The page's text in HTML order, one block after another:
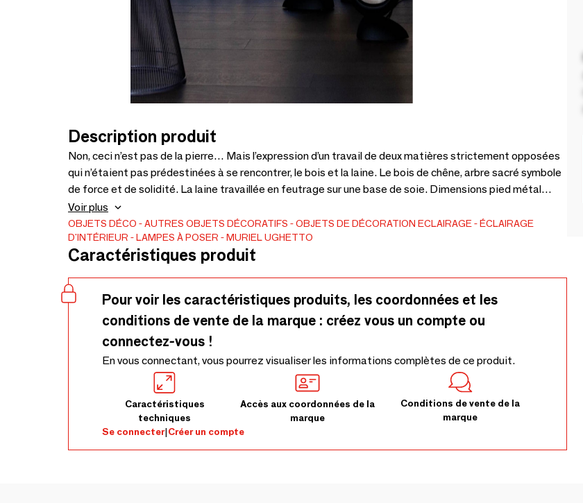
Description produit
Non, ceci n’est pas de la pierre… Mais l’expression d’un travail de deux matières strictement opposées
qui n’étaient pas prédestinées à se rencontrer, le bois et la laine. Le bois de chêne, arbre sacré symbole
de force et de solidité. La laine travaillée en feutrage sur une base de soie. Dimensions pied métal
small /H54/L30 CM Dimensions pied métal medium /H81/L38 CM Dimensions pied métal large
/H113/L33 CM...Dimensions pied bois small /H60/L30CM Dimensions pied bois medium
/H88/L38CM Dimensions pied bois large /H120/L33CM
Voir plus
OBJETS DÉCO AUTRES OBJETS DÉCORATIFS OBJETS DE DÉCORATION ECLAIRAGE
ÉCLAIRAGE
D'INTÉRIEUR
LAMPES À POSER MURIEL UGHETTO
Caractéristiques produit
Pour voir les caractéristiques produits, les coordonnées et les
conditions de vente de la marque : créez vous un compte ou
connectez-vous !
En vous connectant, vous pourrez visualiser les informations complètes de ce produit.
Caractéristiques
techniques
Accès aux coordonnées de la
marque
Conditions de vente de la
marque
Se connecter|Créer un compte